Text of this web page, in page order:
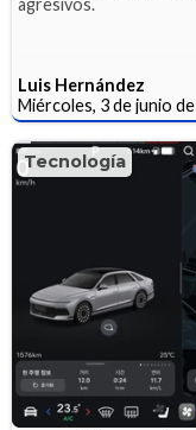
agresivos.
Luis Hernández
Miércoles, 3 de junio
Tecnología